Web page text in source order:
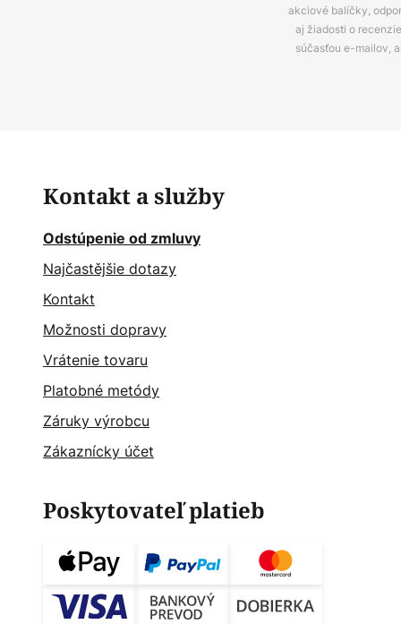
akciové balíčky,
aj žiadosti o
súčasťou e-mailov,
Kontakt a služby
Odstúpenie od zmluvy
Najčastějšie dotazy
Kontakt
Možnosti dopravy
Vrátenie tovaru
Platobné metódy
Záruky výrobcu
Zákaznícky účet
Poskytovateľ platieb